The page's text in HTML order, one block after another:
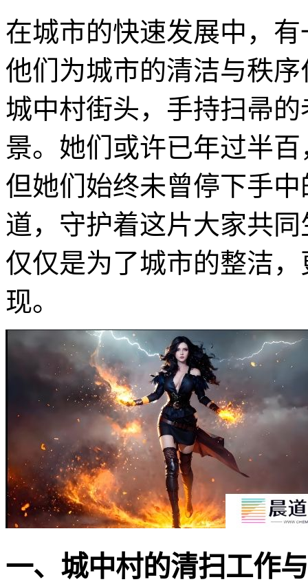
在城市的快速发展中，
他们为城市的清洁与秩
城中村街头，手持扫帚
景。她们或许已年过半
但她们始终未曾停下手
道，守护着这片大家共
仅仅是为了城市的整洁
现。
一、城中村的清扫工作